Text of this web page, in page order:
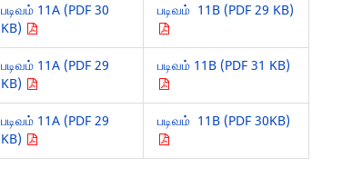
படிவம் 11A (PDF 30
KB)
படிவம் 11B (PDF 29 KB)
படிவம் 11A (PDF 29
KB)
படிவம் 11B (PDF 31 KB)
படிவம் 11A (PDF 29
KB)
படிவம் 11B (PDF 30KB)